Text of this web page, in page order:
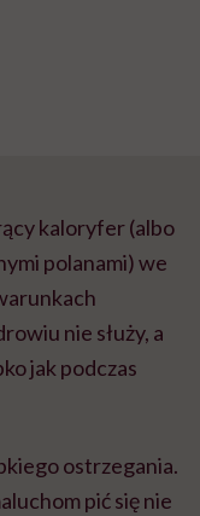
kaloryfer (albo
polanami) we
nie służy, a
jak podczas
ostrzegania.
pić się nie